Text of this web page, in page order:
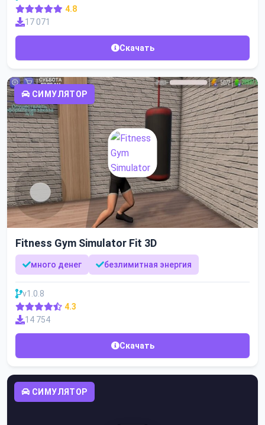
4.8
17 071
Скачать
СИМУЛЯТОР
Fitness Gym Simulator Fit 3D
много денег безлимитная энергия
v1.0.8
4.3
14 754
Скачать
СИМУЛЯТОР